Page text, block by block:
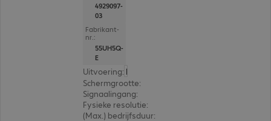
4929097-
03
Fabrikant-
nr.:
55UH5Q-
E
Uitvoering: Nederland
Schermgrootte:
Signaalingang:
Fysieke resolutie:
(Max.) bedrijfsduur: